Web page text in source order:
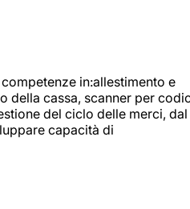
in:allestimento e
della cassa, scanner per
del ciclo delle merci, dal
capacità di